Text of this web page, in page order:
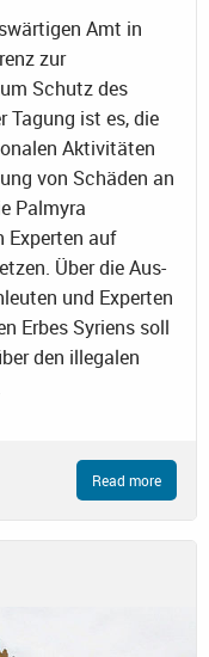
Amt in
zur
Schutz des
Tagung ist es, die
Aktivitäten
von Schäden an
Palmyra
Experten auf
Über die Aus-
und Experten
Erbes Syriens soll
den illegalen
Read more